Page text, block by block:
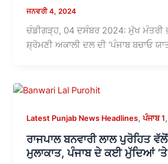
ਜਨਵਰੀ 4, 2024
ਚੰਡੀਗੜ੍ਹ, 04 ਦਸੰਬਰ 2024: ਮੁੱਖ ਮੰਤਰੀ
ਸ਼੍ਰੋਮਣੀ ਅਕਾਲੀ ਦਲ ਦੀ ‘ਪੰਜਾਬ ਬਚਾਓ
Latest Punjab News Headlines,ਪੰਜਾਬ 1
ਰਾਜਪਾਲ ਬਨਵਾਰੀ ਲਾਲ ਪੁਰੋਹਿਤ
ਮੁਲਾਕਾਤ, ਪੰਜਾਬ ਦੇ ਕਈ ਮੁੱਦਿਆਂ ‘ਤੇ